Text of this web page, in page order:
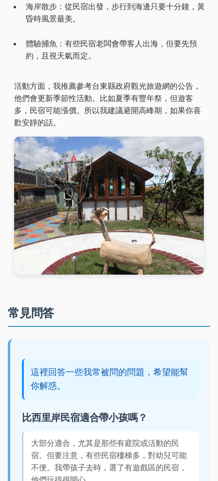
海岸散步：從民宿出發，步行到海邊只要十分鐘，黃
昏時風景最美。
體驗捕魚：有些民宿老闆會帶客人出海，但要先預
約，且視天氣而定。
活動方面，我推薦參考台東縣政府觀光旅遊網的公告，
他們會更新季節性活動。比如夏季有豐年祭，但遊客
多，民宿可能漲價。所以我建議避開高峰期，如果你喜
歡安靜的話。
常見問答
這裡回答一些我常被問的問題，希望能幫
你解惑。
比西里岸民宿適合帶小孩嗎？
大部分適合，尤其是那些有庭院或活動的民
宿。但要注意，有些民宿樓梯多，對幼兒可能
不便。我帶孩子去時，選了有遊戲區的民宿，